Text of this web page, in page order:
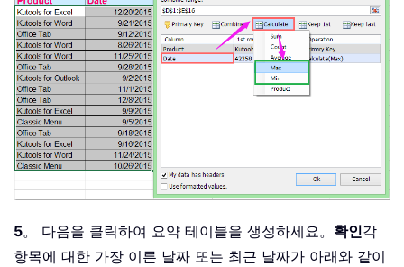
5。 다음을 클릭하여 요약 테이블을 생성하세요。 확인각
항목에 대한 가장 이른 날짜 또는 최근 날짜가 아래와 같이